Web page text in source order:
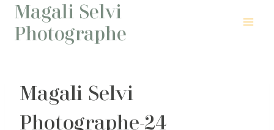
Aller
contenu
Magali Selvi
Photographe
Magali Selvi
Photographe-24